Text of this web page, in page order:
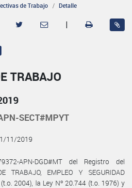
de Trabajo Detalle
|
TRABAJO
SECT#MPYT
11/2019
APN-DGD#MT del Registro del
TRABAJO, EMPLEO Y SEGURIDAD
2004), la Ley Nº 20.744 (t.o. 1976) y